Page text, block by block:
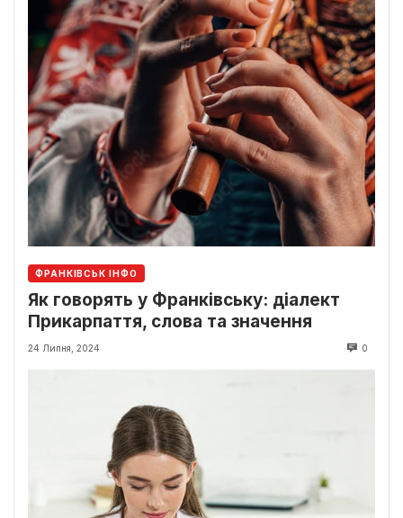
ФРАНКІВСЬК ІНФО
Як говорять у Франківську: діалект
Прикарпаття, слова та значення
24 Липня, 2024 0